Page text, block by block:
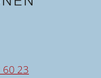
60 23